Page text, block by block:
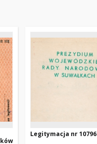
Legitymacja nr 10796